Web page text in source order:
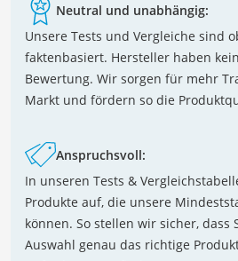
Neutral und unabhängig:
Unsere Tests und Vergleiche sind
faktenbasiert. Hersteller haben
Bewertung. Wir sorgen für mehr
Markt und fördern so die
Anspruchsvoll:
In unseren Tests &
Produkte auf, die unsere
können. So stellen wir sicher, dass
Auswahl genau das richtige